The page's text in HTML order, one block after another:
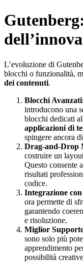
L’evoluzione di
blocchi o funzionalità,
dei contenuti.
Blocchi
introducono una
blocchi dedicati
applicazioni di
spingere ancora
Drag-and-Drop
costruire un
Questo consente
risultati
codice.
Integrazione
ora permette di
garantendo
e risoluzione.
Miglior
sono solo più
apprendimento
possibilità